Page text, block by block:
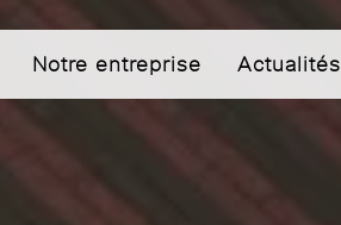
Notre entreprise Actualités